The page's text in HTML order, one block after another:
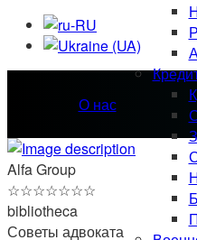
О нас
Alfa Group
☆☆☆☆☆☆☆
bibliotheca
Советы адвоката